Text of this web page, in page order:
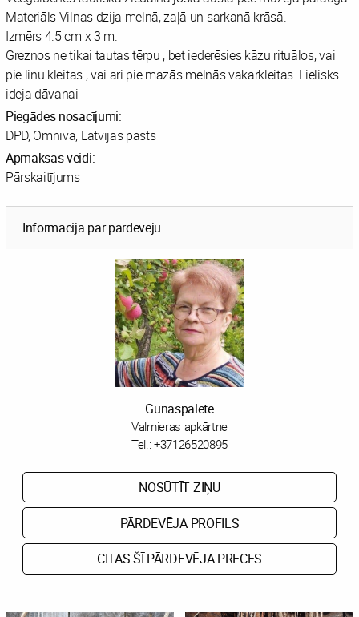
Materiāls Vilnas dzija melnā, zaļā un sarkanā krāsā.
Izmērs 4.5 cm x 3 m.
Greznos ne tikai tautas tērpu , bet iederēsies kāzu rituālos, vai
pie linu kleitas , vai ari pie mazās melnās vakarkleitas. Lielisks
ideja dāvanai
Piegādes nosacījumi:
DPD, Omniva, Latvijas pasts
Apmaksas veidi:
Pārskaitījums
Informācija par pārdevēju
Gunaspalete
Valmieras apkārtne
Tel.: +37126520895
NOSŪTĪT ZIŅU
PĀRDEVĒJA PROFILS
CITAS ŠĪ PĀRDEVĒJA PRECES